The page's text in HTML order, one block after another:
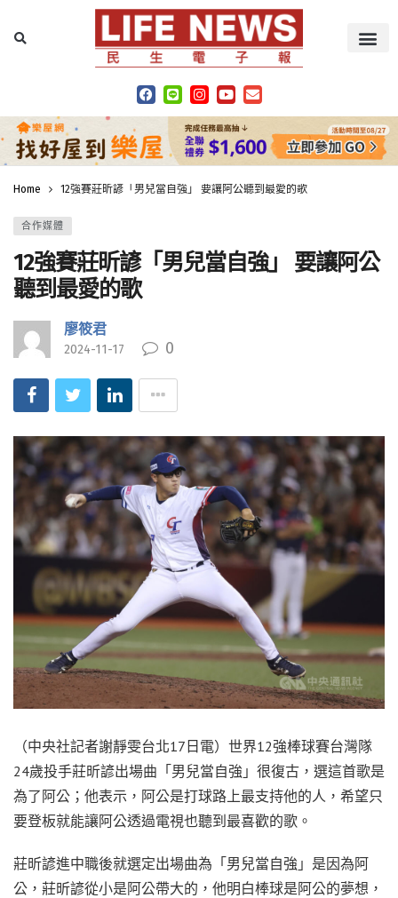
Home 12強賽莊昕諺「男兒當自強」 要讓阿公聽到最愛的歌
合作媒體
12強賽莊昕諺「男兒當自強」 要讓阿公
聽到最愛的歌
廖筱君
2024-11-17 0
（中央社記者謝靜雯台北17日電）世界12強棒球賽台灣隊
24歲投手莊昕諺出場曲「男兒當自強」很復古，選這首歌是
為了阿公；他表示，阿公是打球路上最支持他的人，希望只
要登板就能讓阿公透過電視也聽到最喜歡的歌。
莊昕諺進中職後就選定出場曲為「男兒當自強」是因為阿
公，莊昕諺從小是阿公帶大的，他明白棒球是阿公的夢想，